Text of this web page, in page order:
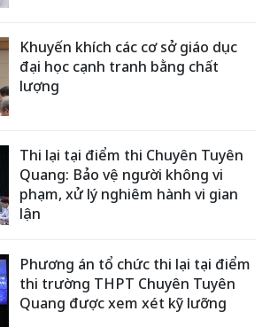
Khuyến khích các cơ sở giáo dục
đại học cạnh tranh bằng chất
lượng
Thi lại tại điểm thi Chuyên Tuyên
Quang: Bảo vệ người không vi
phạm, xử lý nghiêm hành vi gian
lận
Phương án tổ chức thi lại tại điểm
thi trường THPT Chuyên Tuyên
Quang được xem xét kỹ lưỡng